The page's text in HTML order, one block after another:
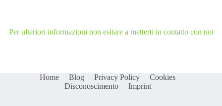
Per ulteriori informazioni non esitare a metterti in contatto con noi
Home Blog Privacy Policy
Cookies
Disconoscimento
Imprint